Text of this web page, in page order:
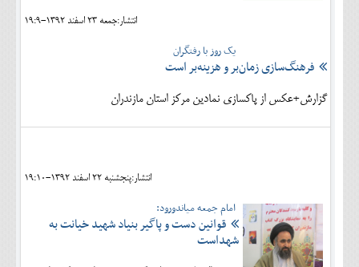
انتشار:جمعه 23 اسفند 1392-19:9
یک روز با رفتگران
فرهنگ‌سازی زمان‌بر و هزینه‌بر است
گزارش+عکس از پاکسازی نمادین مرکز استان مازندران
انتشار:پنجشنبه 22 اسفند 1392-19:10
امام جمعه میاندورود:
قوانین دست و پاگیر بنیاد شهید خیانت به
شهداست